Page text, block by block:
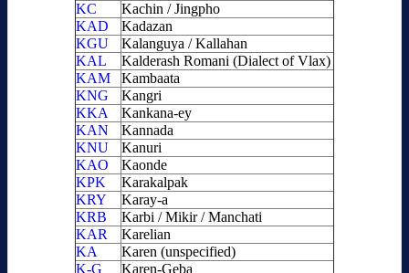
KC
Kachin / Jingpho
KAD
Kadazan
KGU
Kalanguya / Kallahan
KAL
Kalderash Romani (Dialect of Vlax)
KAM
Kambaata
KNG
Kangri
KKA
Kankana-ey
KAN
Kannada
KNU
Kanuri
KAO
Kaonde
KPK
Karakalpak
KRY
Karay-a
KRB
Karbi / Mikir / Manchati
KAR
Karelian
KA
Karen (unspecified)
K-G
Karen-Geba